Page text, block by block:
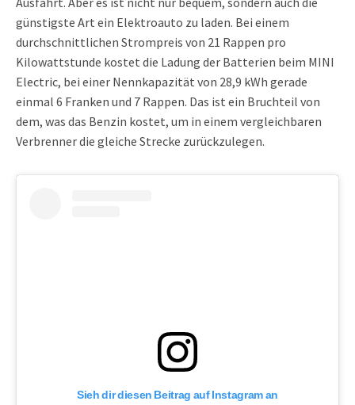
günstigste Art ein Elektroauto zu laden. Bei einem
durchschnittlichen Strompreis von 21 Rappen pro
Kilowattstunde kostet die Ladung der Batterien beim MINI
Electric, bei einer Nennkapazität von 28,9 kWh gerade
einmal 6 Franken und 7 Rappen. Das ist ein Bruchteil von
dem, was das Benzin kostet, um in einem vergleichbaren
Verbrenner die gleiche Strecke zurückzulegen.
Sieh dir diesen Beitrag auf Instagram an